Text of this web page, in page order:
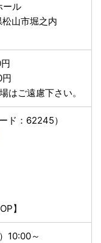
ル
山市堀之内
はご遠慮下さい。
ド：62245）
】
10:00～